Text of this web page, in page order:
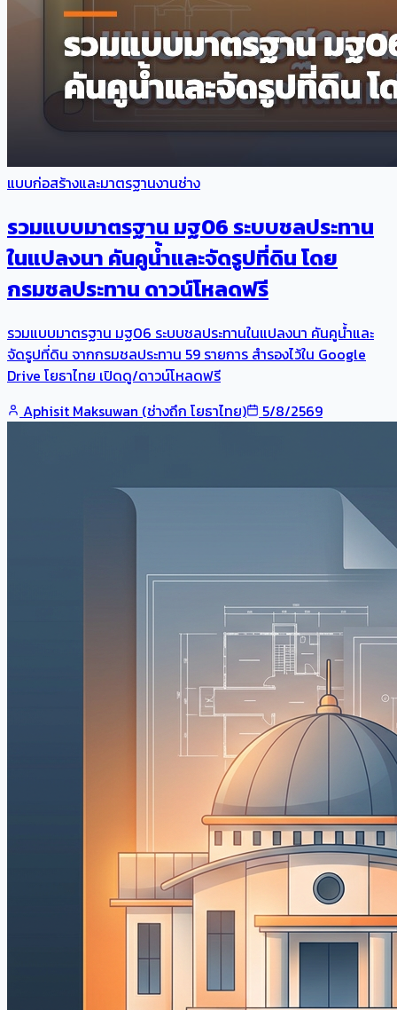
แบบก่อสร้างและมาตรฐานงานช่าง
รวมแบบมาตรฐาน มฐ06 ระบบชลประทาน
ในแปลงนา คันคูน้ำและจัดรูปที่ดิน โดย
กรมชลประทาน ดาวน์โหลดฟรี
รวมแบบมาตรฐาน มฐ06 ระบบชลประทานในแปลงนา คันคูน้ำและ
จัดรูปที่ดิน จากกรมชลประทาน 59 รายการ สำรองไว้ใน Google
Drive โยธาไทย เปิดดู/ดาวน์โหลดฟรี
Aphisit Maksuwan (ช่างถึก โยธาไทย)
5/8/2569